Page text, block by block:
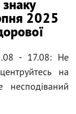
2025
- 17.08: Не
на
несподіваний